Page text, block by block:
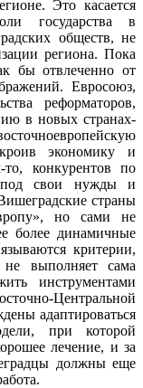
Это касается
государства в
обществ, не
региона. Пока
бы отвлеченно от
Евросоюз,
реформаторов,
в новых странах-
экономику и
то, конкурентов по
под свои нужды и
страны
но сами не
более динамичные
критерии,
выполняет сама
инструментами
Центральной
адаптироваться
при которой
лечение, и за
должны еще